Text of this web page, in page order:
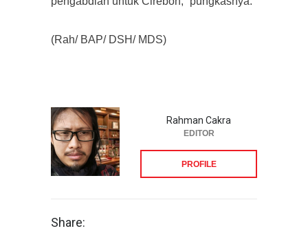
(Rah/ BAP/ DSH/ MDS)
Rahman Cakra
EDITOR
PROFILE
Share: